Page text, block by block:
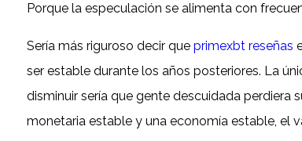
Porque la especulación se alimenta con
Sería más riguroso decir que primexbt reseñas
ser estable durante los años posteriores. La
disminuir sería que gente descuidada perdiera
monetaria estable y una economía estable, el